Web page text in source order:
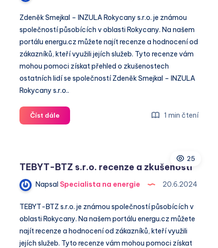
Zdeněk Smejkal – INZULA Rokycany s.r.o. je známou
společností působících v oblasti Rokycany. Na našem
portálu energu.cz můžete najít recenze a hodnocení od
zákazníků, kteří využili jejích služeb. Tyto recenze vám
mohou pomoci získat přehled o zkušenostech
ostatních lidí se společností Zdeněk Smejkal – INZULA
Rokycany s.r.o..
Číst dáleZdeněk
Smejkal
s.r.o.
recenze
zkušenosti
1 min čtení
25
TEBYT-BTZ s.r.o. recenze a zkušenosti
Napsal Specialista na energie 20.6.2024
TEBYT-BTZ s.r.o. je známou společností působících v
oblasti Rokycany. Na našem portálu energu.cz můžete
najít recenze a hodnocení od zákazníků, kteří využili
jejích služeb. Tyto recenze vám mohou pomoci získat